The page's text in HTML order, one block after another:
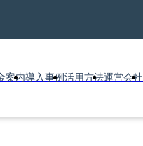
案内導入事例 活用方法運営会社